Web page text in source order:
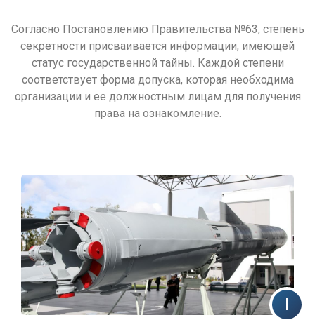
Согласно Постановлению Правительства №63, степень
секретности присваивается информации, имеющей
статус государственной тайны. Каждой степени
соответствует форма допуска, которая необходима
организации и ее должностным лицам для получения
права на ознакомление.